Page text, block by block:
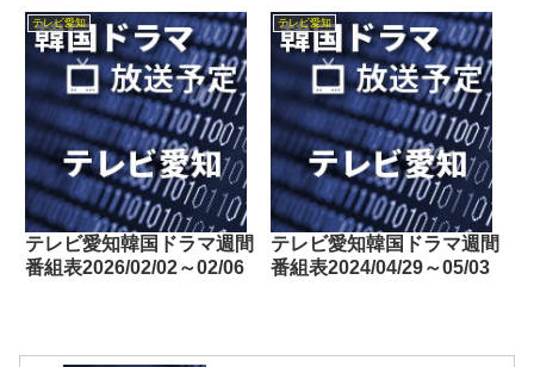
東・BSフジ）
テレビ愛知
テレビ愛知韓国ドラマ週間
番組表2026/02/02～02/06
テレビ愛知
テレビ愛知韓国ドラマ週間
番組表2024/04/29～05/03